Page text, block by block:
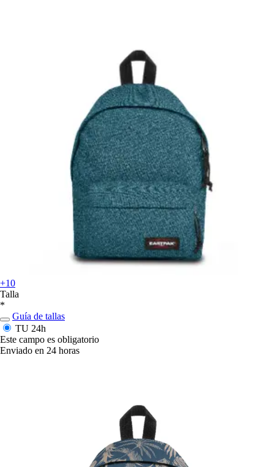
+10
Talla
*
Guía de tallas
TU 24h
Este campo es obligatorio
Enviado en 24 horas